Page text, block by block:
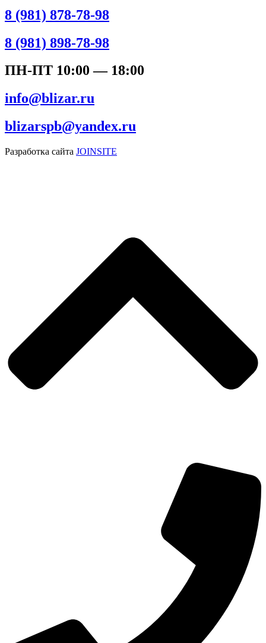
8 (981) 878-78-98
8 (981) 898-78-98
ПН-ПТ 10:00 — 18:00
info@blizar.ru
blizarspb@yandex.ru
Разработка сайта JOINSITE